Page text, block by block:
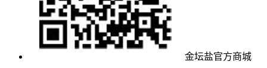
金坛盐官方商城